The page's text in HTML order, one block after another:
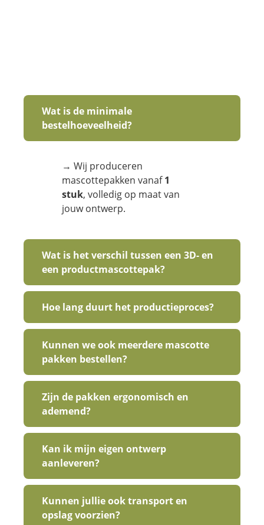
Wat is de minimale
bestelhoeveelheid?
→ Wij produceren
mascottepakken vanaf1
stuk, volledig op maat van
jouw ontwerp.
Wat is het verschil tussen een 3D- en
een productmascottepak?
Hoe lang duurt het productieproces?
Kunnen we ook meerdere mascotte
pakken bestellen?
Zijn de pakken ergonomisch en
ademend?
Kan ik mijn eigen ontwerp
aanleveren?
Kunnen jullie ook transport en
opslag voorzien?